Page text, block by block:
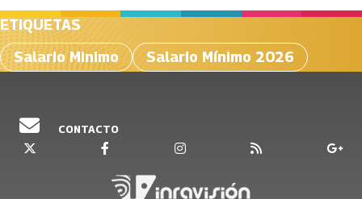
ETIQUETAS
Salario Minimo
Salario Mínimo 2026
CONTACTO